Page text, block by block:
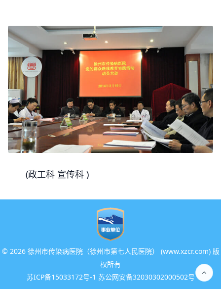
(政工科 宣传科 )
© 2026 徐州市传染病医院（徐州市第七人民医院） (www.xzcr.com) 版
权所有
苏ICP备15033172号-1 苏公网安备32030302000502号